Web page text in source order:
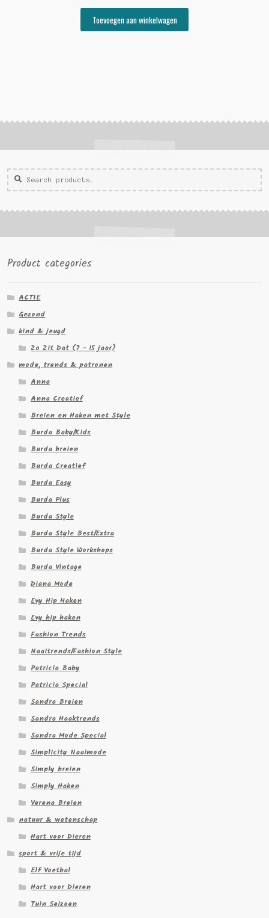
Toevoegen aan winkelwagen
Zoeken
voor:
Zoek
Product categories
ACTIE
Gezond
kind & jeugd
Zo Zit Dat (7 - 15 jaar)
mode, trends & patronen
Anna
Anna Creatief
Breien en Haken met Style
Burda Baby/Kids
Burda breien
Burda Creatief
Burda Easy
Burda Plus
Burda Style
Burda Style Best/Extra
Burda Style Workshops
Burda Vintage
Diana Mode
Evy Hip Haken
Evy hip haken
Fashion Trends
Naaitrends/Fashion Style
Patricia Baby
Patricia Special
Sandra Breien
Sandra Haaktrends
Sandra Mode Special
Simplicity Naaimode
Simply breien
Simply Haken
Verena Breien
natuur & wetenschap
Hart voor Dieren
sport & vrije tijd
Elf Voetbal
Hart voor Dieren
Tuin Seizoen